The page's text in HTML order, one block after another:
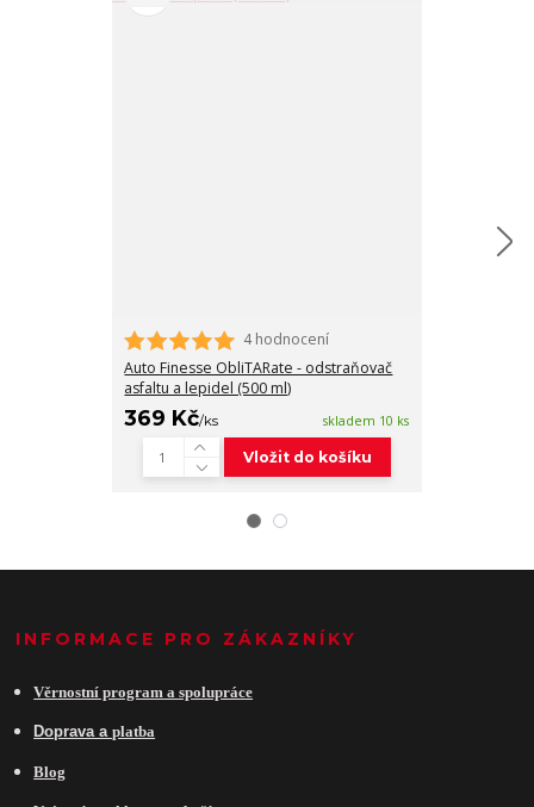
4 hodnocení
Auto Finesse ObliTARate - odstraňovač
asfaltu a lepidel (500 ml)
369 Kč/ks skladem 10 ks
Vložit do košíku
INFORMACE PRO ZÁKAZNÍKY
Věrnostní program a spolupráce
Doprava aplatba
Blog